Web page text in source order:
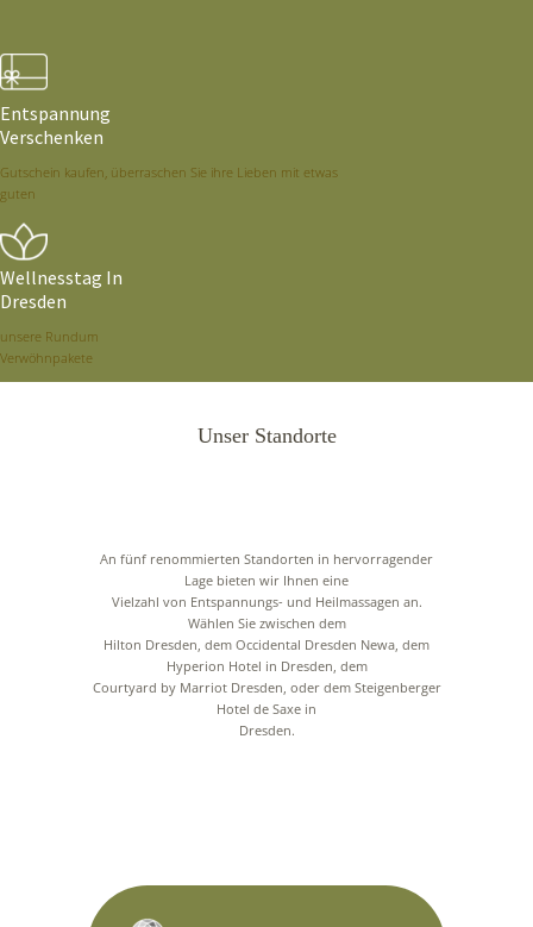
Entspannung
Verschenken
Gutschein kaufen, überraschen Sie ihre Lieben mit etwas
guten
Wellnesstag In
Dresden
unsere Rundum
Verwöhnpakete
Unser Standorte
An fünf renommierten Standorten in hervorragender
Lage bieten wir Ihnen eine
Vielzahl von Entspannungs- und Heilmassagen an.
Wählen Sie zwischen dem
Hilton Dresden, dem Occidental Dresden Newa, dem
Hyperion Hotel in Dresden, dem
Courtyard by Marriot Dresden, oder dem Steigenberger
Hotel de Saxe in
Dresden.